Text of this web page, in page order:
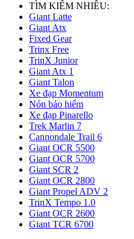
TÌM KIẾM NHIỀU:
Giant Latte
Giant Atx
Fixed Gear
Trinx Free
TrinX Junior
Giant Atx 1
Giant Talon
Xe đạp Momentum
Nón bảo hiểm
Xe đạp Pinarello
Trek Marlin 7
Cannondale Trail 6
Giant OCR 5500
Giant OCR 5700
Giant SCR 2
Giant OCR 2800
Giant Propel ADV 2
TrinX Tempo 1.0
Giant OCR 2600
Giant TCR 6700